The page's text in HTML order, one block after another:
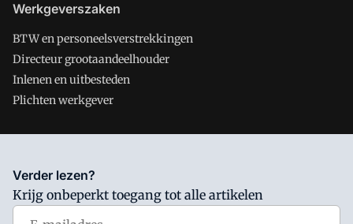
Werkgeverszaken
BTW en personeelsverstrekkingen
Directeur grootaandeelhouder
Inlenen en uitbesteden
Plichten werkgever
Salarisnet is onderdeel van VMN media. Lees in
waar VMN media voor staat. Op gebruik van deze site zijn de
volgende regelingen van toepassing:Algemene Voorwaarden
Verder lezen?
Krijg onbeperkt toegang tot alle artikelen